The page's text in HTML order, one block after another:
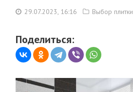
29.07.2023, 16:16 Выбор плитки
Поделиться: